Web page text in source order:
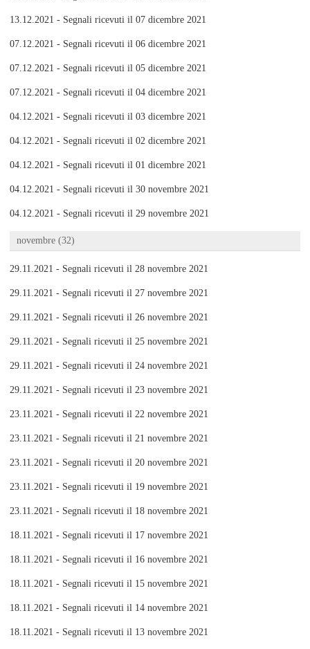
13.12.2021 - Segnali ricevuti il 07 dicembre 2021
07.12.2021 - Segnali ricevuti il 06 dicembre 2021
07.12.2021 - Segnali ricevuti il 05 dicembre 2021
07.12.2021 - Segnali ricevuti il 04 dicembre 2021
04.12.2021 - Segnali ricevuti il 03 dicembre 2021
04.12.2021 - Segnali ricevuti il 02 dicembre 2021
04.12.2021 - Segnali ricevuti il 01 dicembre 2021
04.12.2021 - Segnali ricevuti il 30 novembre 2021
04.12.2021 - Segnali ricevuti il 29 novembre 2021
novembre (32)
29.11.2021 - Segnali ricevuti il 28 novembre 2021
29.11.2021 - Segnali ricevuti il 27 novembre 2021
29.11.2021 - Segnali ricevuti il 26 novembre 2021
29.11.2021 - Segnali ricevuti il 25 novembre 2021
29.11.2021 - Segnali ricevuti il 24 novembre 2021
29.11.2021 - Segnali ricevuti il 23 novembre 2021
23.11.2021 - Segnali ricevuti il 22 novembre 2021
23.11.2021 - Segnali ricevuti il 21 novembre 2021
23.11.2021 - Segnali ricevuti il 20 novembre 2021
23.11.2021 - Segnali ricevuti il 19 novembre 2021
23.11.2021 - Segnali ricevuti il 18 novembre 2021
18.11.2021 - Segnali ricevuti il 17 novembre 2021
18.11.2021 - Segnali ricevuti il 16 novembre 2021
18.11.2021 - Segnali ricevuti il 15 novembre 2021
18.11.2021 - Segnali ricevuti il 14 novembre 2021
18.11.2021 - Segnali ricevuti il 13 novembre 2021